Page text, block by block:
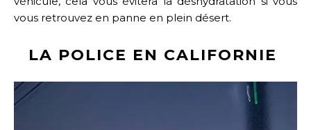
vous retrouvez en panne en plein désert.
LA POLICE EN CALIFORNIE